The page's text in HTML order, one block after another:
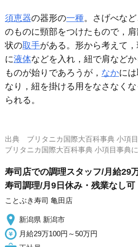
須恵器の器形の一種。さげべな
のものに頸部をつけたもので，
状の取手がある。形から考えて
に液体などを入れ，紐で肩など
ものが始りであろうが， なかに
なり，紐を掛ける用をなさなく
られる。
出典 ブリタニカ国際大百科事典 小項
ブリタニカ国際大百科事典 小項目事
寿司店での調理スタッフ/月給29
寿司調理/月9日休み・残業なし可
ことぶき寿司 亀田店
新潟県 新潟市
月給29万100円～50万円